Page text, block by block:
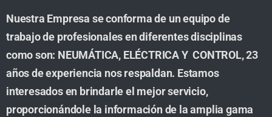
Nuestra Empresa se conforma de un equipo de
trabajo de profesionales en diferentes disciplinas
como son: NEUMÁTICA, ELÉCTRICA Y CONTROL, 23
años de experiencia nos respaldan. Estamos
interesados en brindarle el mejor servicio,
proporcionándole la información de la amplia gama